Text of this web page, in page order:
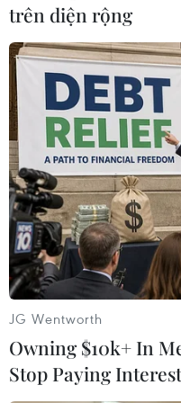
#Cần Thơ #Xâm hại
#Bị cáo
#Hiếp dâm
Theo dõi VietnamPlus
trên diện rộng
JG Wentworth
Owning $10k+ In
Stop Paying